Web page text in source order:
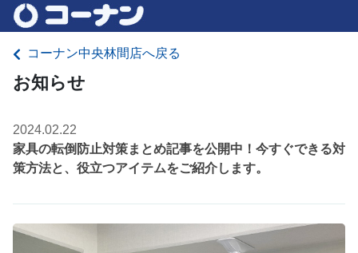
コーナン中央林間店へ戻る
お知らせ
2024.02.22
家具の転倒防止対策まとめ記事を公開中！今すぐできる対
策方法と、役立つアイテムをご紹介します。